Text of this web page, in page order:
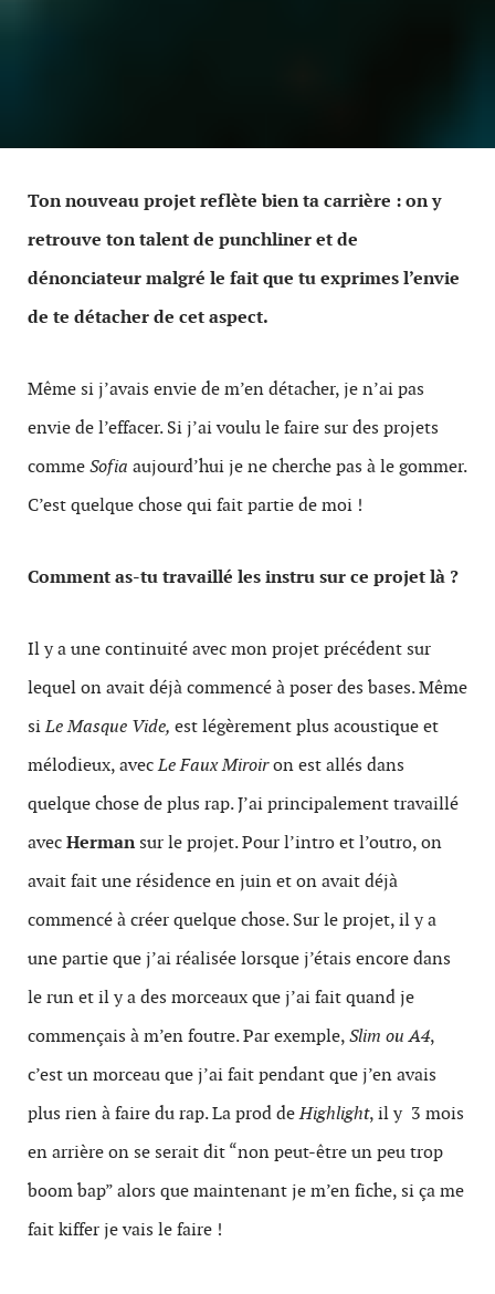
Ton nouveau projet reflète bien ta carrière : on y
retrouve ton talent de punchliner et de
dénonciateur malgré le fait que tu exprimes l’envie
de te détacher de cet aspect.
Même si j’avais envie de m’en détacher, je n’ai pas
envie de l’effacer. Si j’ai voulu le faire sur des projets
commeSofia aujourd’hui je ne cherche pas à le gommer.
C’est quelque chose qui fait partie de moi !
Comment as-tu travaillé les instru sur ce projet là ?
Il y a une continuité avec mon projet précédent sur
lequel on avait déjà commencé à poser des bases. Même
siLeMasque Vide, est légèrement plus acoustique et
mélodieux, avecLe Faux Miroiron est allés dans
quelque chose de plus rap. J’ai principalement travaillé
avecHermansur le projet. Pour l’intro et l’outro, on
avait fait une résidence en juin et on avait déjà
commencé à créer quelque chose. Sur le projet, il y a
une partie que j’ai réalisée lorsque j’étais encore dans
le run et il y a des morceaux que j’ai fait quand je
commençais à m’en foutre. Par exemple,Slim ou A4,
c’est un morceau que j’ai fait pendant que j’en avais
plus rien à faire du rap. La prod deHighlight, il y 3 mois
en arrière on se serait dit “non peut-être un peu trop
boom bap” alors que maintenant je m’en fiche, si ça me
fait kiffer je vais le faire !